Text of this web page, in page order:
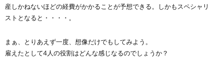
産しかねないほどの経費がかかることが予想できる。しかもスペシャリ
ストとなると・・・・。
まぁ、とりあえず一度、想像だけでもしてみよう。
雇えたとして4人の役割はどんな感じなるのでしょうか？